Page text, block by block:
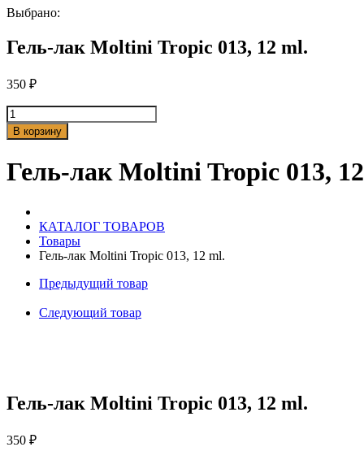
Выбрано:
Гель-лак Moltini Tropic 013, 12 ml.
350 ₽
Количество
товара
Гель-
Moltini
Tropic
В корзину
Гель-лак Moltini Tropic 013,
КАТАЛОГ ТОВАРОВ
Товары
Гель-лак Moltini Tropic 013, 12 ml.
Предыдущий товар
Следующий товар
Гель-лак Moltini Tropic 013, 12 ml.
350 ₽